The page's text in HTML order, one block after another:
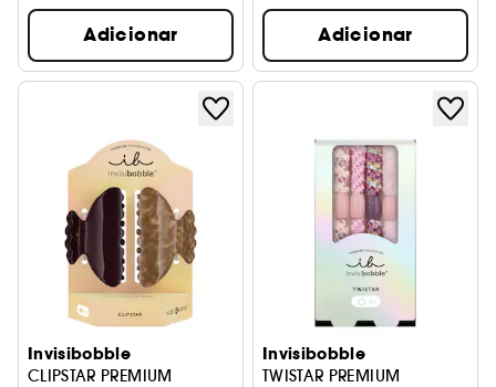
Adicionar Adicionar
Invisibobble
CLIPSTAR PREMIUM
Invisibobble
TWISTAR PREMIUM